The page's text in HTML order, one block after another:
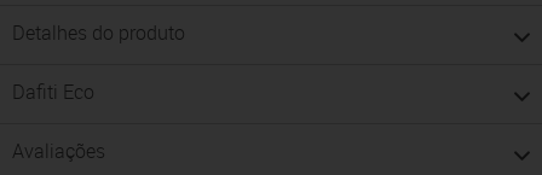
Detalhes do produto
Dafiti Eco
Avaliações